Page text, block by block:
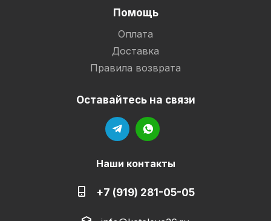
Помощь
Оплата
Доставка
Правила возврата
Оставайтесь на связи
Наши контакты
+7 (919) 281-05-05